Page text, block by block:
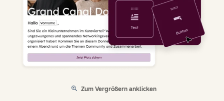
Zum Vergrößern anklicken